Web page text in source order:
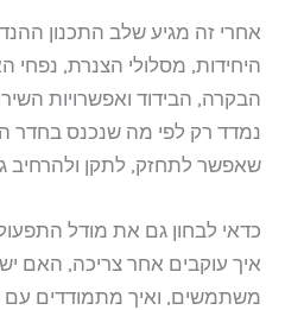
אחרי זה מגיע שלב התכנון
היחידות, מסלולי הצנרת, נפחי
הבקרה, הבידוד ואפשרויות
נמדד רק לפי מה שנכנס בחדר
שאפשר לתחזק, לתקן ולהרחיב
כדאי לבחון גם את מודל
איך עוקבים אחר צריכה, האם יש
משתמשים, ואיך מתמודדים עם